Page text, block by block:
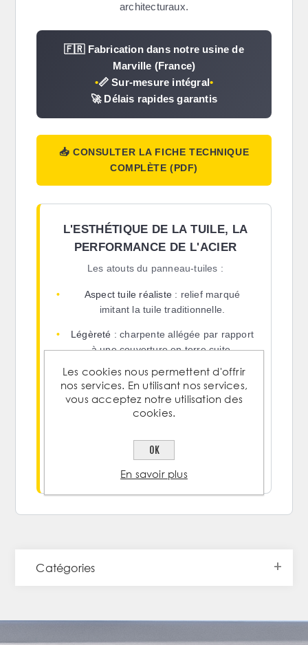
architecturaux.
🇫🇷 Fabrication dans notre usine de
Marville (France)
•📏 Sur-mesure intégral•
🚀 Délais rapides garantis
📥 CONSULTER LA FICHE TECHNIQUE
COMPLÈTE (PDF)
L'ESTHÉTIQUE DE LA TUILE, LA
PERFORMANCE DE L'ACIER
Les atouts du panneau-tuiles :
• Aspect tuile réaliste : relief marqué
imitant la tuile traditionnelle.
• Légèreté : charpente allégée par rapport
à une couverture en terre cuite.
Protection durable: acier galvanisé avec
revêtement laqué, coloris standards.
: grands panneaux, idéale
Option anti-condensation
régulateur disponible.
Catégories
Les cookies nous permettent d'offrir
nos services. En utilisant nos services,
vous acceptez notre utilisation des
cookies.
OK
En savoir plus